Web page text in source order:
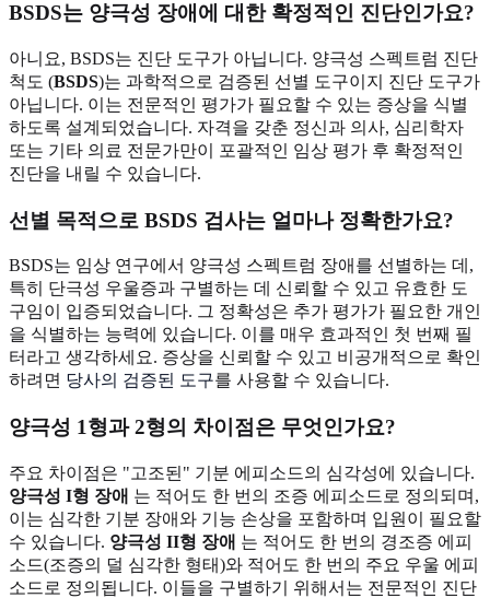
BSDS는 양극성 장애에 대한 확정적인 진단인가요?
아니요, BSDS는 진단 도구가 아닙니다. 양극성 스펙트럼 진단
척도 (BSDS)는 과학적으로 검증된 선별 도구이지 진단 도구가
아닙니다. 이는 전문적인 평가가 필요할 수 있는 증상을 식별
하도록 설계되었습니다. 자격을 갖춘 정신과 의사, 심리학자
또는 기타 의료 전문가만이 포괄적인 임상 평가 후 확정적인
진단을 내릴 수 있습니다.
선별 목적으로 BSDS 검사는 얼마나 정확한가요?
BSDS는 임상 연구에서 양극성 스펙트럼 장애를 선별하는 데,
특히 단극성 우울증과 구별하는 데 신뢰할 수 있고 유효한 도
구임이 입증되었습니다. 그 정확성은 추가 평가가 필요한 개인
을 식별하는 능력에 있습니다. 이를 매우 효과적인 첫 번째 필
터라고 생각하세요. 증상을 신뢰할 수 있고 비공개적으로 확인
하려면 당사의 검증된 도구를 사용할 수 있습니다.
양극성 1형과 2형의 차이점은 무엇인가요?
주요 차이점은 "고조된" 기분 에피소드의 심각성에 있습니다.
양극성 I형 장애 는 적어도 한 번의 조증 에피소드로 정의되며,
이는 심각한 기분 장애와 기능 손상을 포함하며 입원이 필요할
수 있습니다. 양극성 II형 장애 는 적어도 한 번의 경조증 에피
소드(조증의 덜 심각한 형태)와 적어도 한 번의 주요 우울 에피
소드로 정의됩니다. 이들을 구별하기 위해서는 전문적인 진단